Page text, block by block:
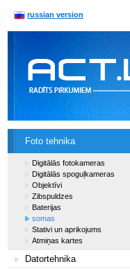
russian version
Foto tehnika
Digitālās fotokameras
Digitālās spoguļkameras
Objektīvi
Zibspuldzes
Baterijas
somas
Stativi un aprikojums
Atmiņas kartes
Datortehnika